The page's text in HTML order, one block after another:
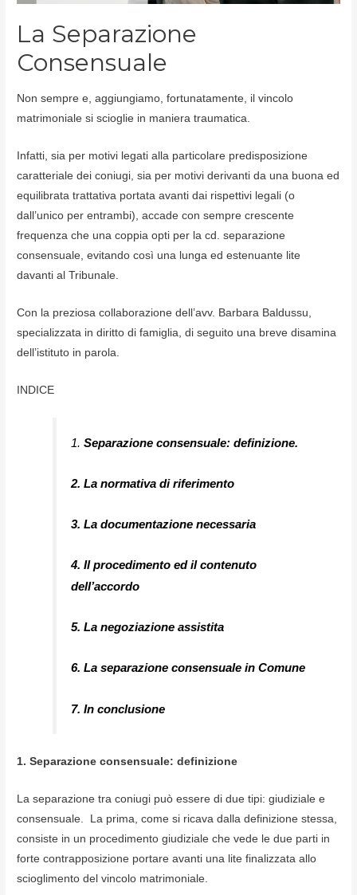
La Separazione
Consensuale
Non sempre e, aggiungiamo, fortunatamente, il vincolo
matrimoniale si scioglie in maniera traumatica.
Infatti, sia per motivi legati alla particolare predisposizione
caratteriale dei coniugi, sia per motivi derivanti da una buona ed
equilibrata trattativa portata avanti dai rispettivi legali (o
dall’unico per entrambi), accade con sempre crescente
frequenza che una coppia opti per la cd. separazione
consensuale, evitando così una lunga ed estenuante lite
davanti al Tribunale.
Con la preziosa collaborazione dell’avv. Barbara Baldussu,
specializzata in diritto di famiglia, di seguito una breve disamina
dell’istituto in parola.
INDICE
1.Separazione consensuale: definizione.
2. La normativa di riferimento
3. La documentazione necessaria
4. Il procedimento ed il contenuto
dell’accordo
5. La negoziazione assistita
6. La separazione consensuale in Comune
7. In conclusione
1. Separazione consensuale: definizione
La separazione tra coniugi può essere di due tipi: giudiziale e
consensuale. La prima, come si ricava dalla definizione stessa,
consiste in un procedimento giudiziale che vede le due parti in
forte contrapposizione portare avanti una lite finalizzata allo
scioglimento del vincolo matrimoniale.